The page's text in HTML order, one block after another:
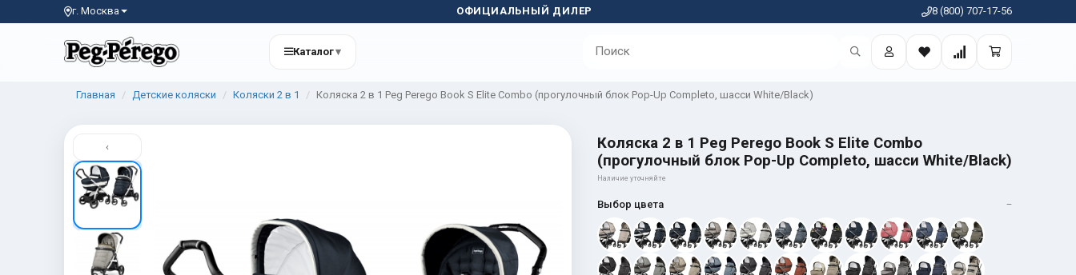
г. Москва ОФИЦИАЛЬНЫЙ ДИЛЕР 8 (800) 707-17-56
Каталог▾
Главная Детские коляски Коляски 2 в 1 Коляска 2 в 1 Peg Perego Book S Elite Combo (прогулочный блок Pop-Up Completo, шасси White/Black)
‹
Коляска 2 в 1 Peg Perego Book S Elite Combo
(прогулочный блок Pop-Up Completo, шасси White/Black)
Наличие уточняйте
Выбор цвета —